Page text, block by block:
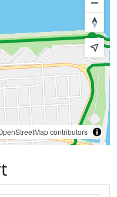
contributors